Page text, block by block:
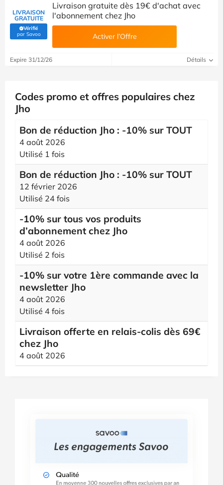
LIVRAISON
GRATUITE
Vérifié
par Savoo(Vérifié par Savoo)
Livraison gratuite dès 19€ d'achat avec
l'abonnement chez Jho
Activer l’Offre
Expire 31/12/26 Détails
Codes promo et offres populaires chez
Jho
Bon de réduction Jho : -10% sur TOUT
4 août 2026
Utilisé 1 fois
Bon de réduction Jho : -10% sur TOUT
12 février 2026
Utilisé 24 fois
-10% sur tous vos produits
d’abonnement chez Jho
4 août 2026
Utilisé 2 fois
-10% sur votre 1ère commande avec la
newsletter Jho
4 août 2026
Utilisé 4 fois
Livraison offerte en relais-colis dès 69€
chez Jho
4 août 2026